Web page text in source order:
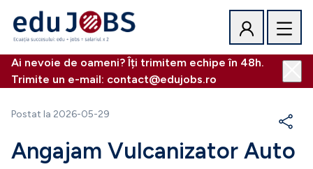
Ai nevoie de oameni? Îți trimitem echipe în 48h.
Trimite un e-mail: contact@edujobs.ro
Postat la 2026-05-29
Angajam Vulcanizator Auto